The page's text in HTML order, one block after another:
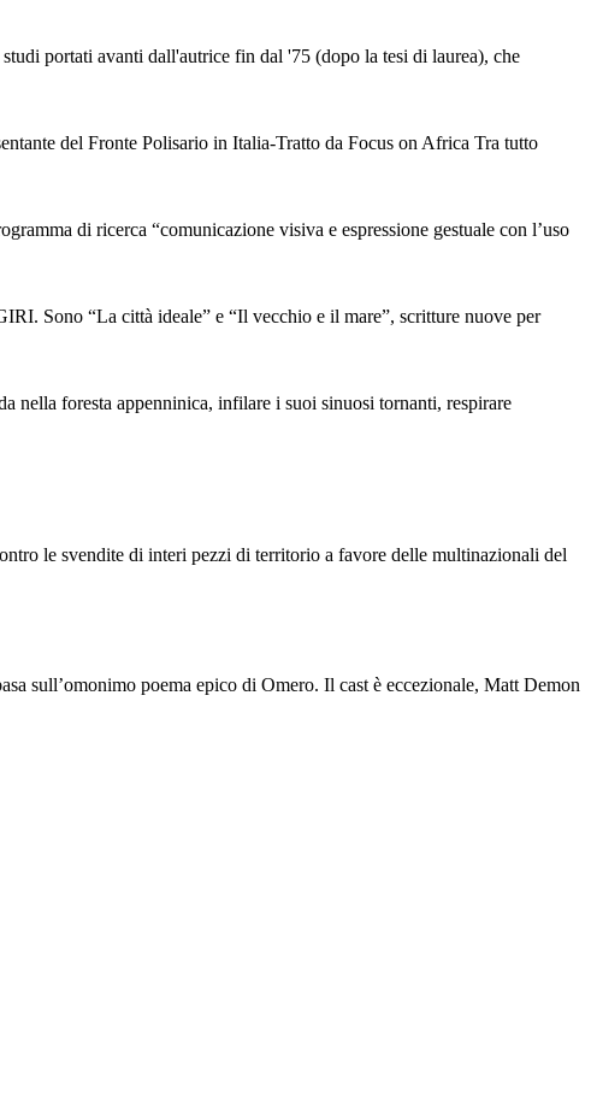
portati avanti dall'autrice fin dal '75 (dopo la tesi di laurea), che
del Fronte Polisario in Italia-Tratto da Focus on Africa Tra tutto
di ricerca “comunicazione visiva e espressione gestuale con l’uso
Sono “La città ideale” e “Il vecchio e il mare”, scritture nuove per
nella foresta appenninica, infilare i suoi sinuosi tornanti, respirare
le svendite di interi pezzi di territorio a favore delle multinazionali del
sull’omonimo poema epico di Omero. Il cast è eccezionale, Matt Demon